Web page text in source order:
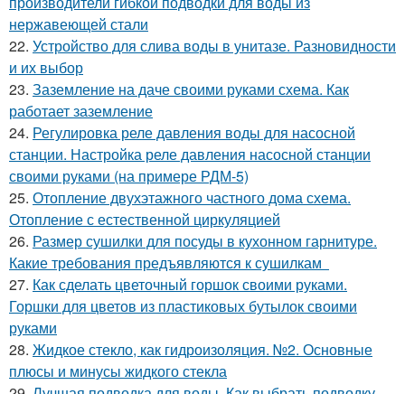
нержавеющей стали
22. Устройство для слива воды в унитазе. Разновидности
и их выбор
23. Заземление на даче своими руками схема. Как
работает заземление
24. Регулировка реле давления воды для насосной
станции. Настройка реле давления насосной станции
своими руками (на примере РДМ-5)
25. Отопление двухэтажного частного дома схема.
Отопление с естественной циркуляцией
26. Размер сушилки для посуды в кухонном гарнитуре.
Какие требования предъявляются к сушилкам
27. Как сделать цветочный горшок своими руками.
Горшки для цветов из пластиковых бутылок своими
руками
28. Жидкое стекло, как гидроизоляция. №2. Основные
плюсы и минусы жидкого стекла